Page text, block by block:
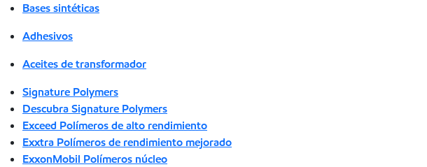
Bases sintéticas
Adhesivos
Aceites de transformador
Signature Polymers
Descubra Signature Polymers
Exceed Polímeros de alto rendimiento
Exxtra Polímeros de rendimiento mejorado
ExxonMobil Polímeros núcleo